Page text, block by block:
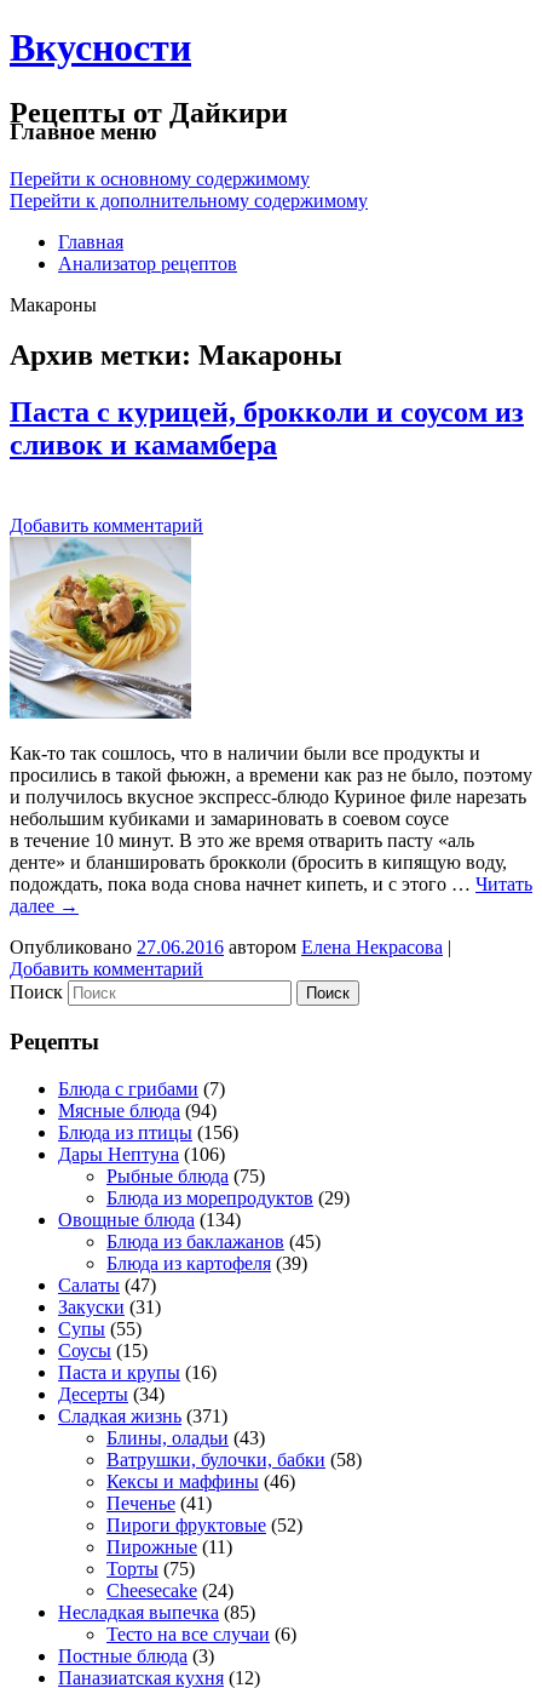
Вкусности
Рецепты от Дайкири
Главное меню
Перейти к основному содержимому
Перейти к дополнительному содержимому
Главная
Анализатор рецептов
Макароны
Архив метки: Макароны
Паста с курицей, брокколи и соусом из
сливок и камамбера
Добавить комментарий
Как-то так сошлось, что в наличии были все продукты и
просились в такой фьюжн, а времени как раз не было, поэтому
и получилось вкусное экспресс-блюдо Куриное филе нарезать
небольшим кубиками и замариновать в соевом соусе
в течение 10 минут. В это же время отварить пасту «аль
денте» и бланшировать брокколи (бросить в кипящую воду,
подождать, пока вода снова начнет кипеть, и с этого … Читать
далее →
Опубликовано 27.06.2016 автором Елена Некрасова |
Добавить комментарий
Поиск
Рецепты
Блюда с грибами (7)
Мясные блюда (94)
Блюда из птицы (156)
Дары Нептуна (106)
Рыбные блюда (75)
Блюда из морепродуктов (29)
Овощные блюда (134)
Блюда из баклажанов (45)
Блюда из картофеля (39)
Салаты (47)
Закуски (31)
Супы (55)
Соусы (15)
Паста и крупы (16)
Десерты (34)
Сладкая жизнь (371)
Блины, оладьи (43)
Ватрушки, булочки, бабки (58)
Кексы и маффины (46)
Печенье (41)
Пироги фруктовые (52)
Пирожные (11)
Торты (75)
Cheesecake (24)
Несладкая выпечка (85)
Тесто на все случаи (6)
Постные блюда (3)
Паназиатская кухня (12)